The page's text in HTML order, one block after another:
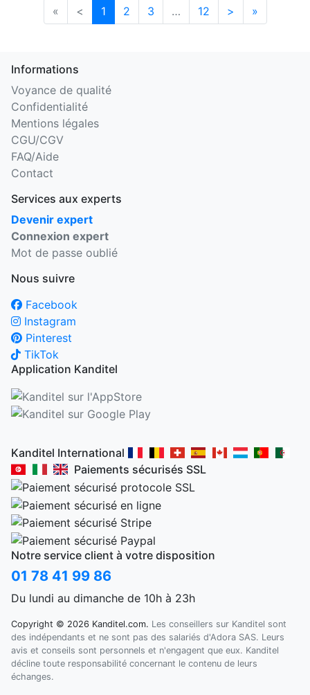
« < 1 2 3 … 12 > »
Informations
Voyance de qualité
Confidentialité
Mentions légales
CGU/CGV
FAQ/Aide
Contact
Services aux experts
Devenir expert
Connexion expert
Mot de passe oublié
Nous suivre
Facebook
Instagram
Pinterest
TikTok
Application Kanditel
Kanditel International
Paiements sécurisés SSL
Notre service client à votre disposition
01 78 41 99 86
Du lundi au dimanche de 10h à 23h
Copyright © 2026 Kanditel.com. Les conseillers sur Kanditel sont
des indépendants et ne sont pas des salariés d'Adora SAS. Leurs
avis et conseils sont personnels et n'engagent que eux. Kanditel
décline toute responsabilité concernant le contenu de leurs
échanges.